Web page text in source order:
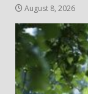
August 8, 2026